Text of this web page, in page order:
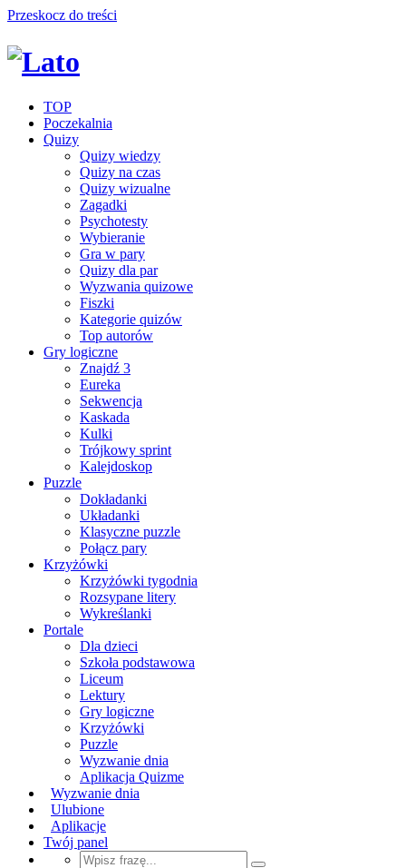
Przeskocz do treści
TOP
Poczekalnia
Quizy
Quizy wiedzy
Quizy na czas
Quizy wizualne
Zagadki
Psychotesty
Wybieranie
Gra w pary
Quizy dla par
Wyzwania quizowe
Fiszki
Kategorie quizów
Top autorów
Gry logiczne
Znajdź 3
Eureka
Sekwencja
Kaskada
Kulki
Trójkowy sprint
Kalejdoskop
Puzzle
Dokładanki
Układanki
Klasyczne puzzle
Połącz pary
Krzyżówki
Krzyżówki tygodnia
Rozsypane litery
Wykreślanki
Portale
Dla dzieci
Szkoła podstawowa
Liceum
Lektury
Gry logiczne
Krzyżówki
Puzzle
Wyzwanie dnia
Aplikacja Quizme
Wyzwanie dnia
Ulubione
Aplikacje
Twój panel